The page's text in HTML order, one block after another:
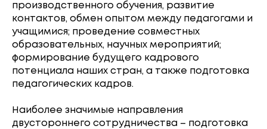
производственного обучения, развитие
контактов, обмен опытом между педагогами и
учащимися; проведение совместных
образовательных, научных мероприятий;
формирование будущего кадрового
потенциала наших стран, а также подготовка
педагогических кадров.
Наиболее значимые направления
двустороннего сотрудничества – подготовка